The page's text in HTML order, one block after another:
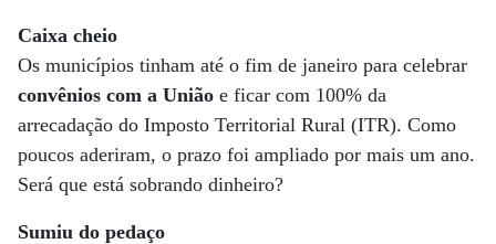
Caixa cheio
Os municípios tinham até o fim de janeiro para celebrar
convênios com a União e ficar com 100% da
arrecadação do Imposto Territorial Rural (ITR). Como
poucos aderiram, o prazo foi ampliado por mais um ano.
Será que está sobrando dinheiro?
Sumiu do pedaço